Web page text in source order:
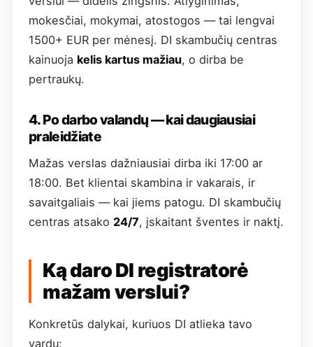
mokesčiai, mokymai, atostogos — tai lengvai
1500+ EUR per mėnesį. DI skambučių centras
kainuoja kelis kartus mažiau, o dirba be
pertraukų.
4. Po darbo valandų — kai daugiausiai
praleidžiate
Mažas verslas dažniausiai dirba iki 17:00 ar
18:00. Bet klientai skambina ir vakarais, ir
savaitgaliais — kai jiems patogu. DI skambučių
centras atsako 24/7, įskaitant šventes ir naktį.
Ką daro DI registratorė
mažam verslui?
Konkretūs dalykai, kuriuos DI atlieka tavo
vardu: